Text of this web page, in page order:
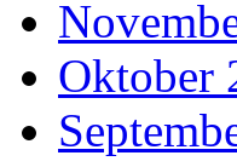
Oktober